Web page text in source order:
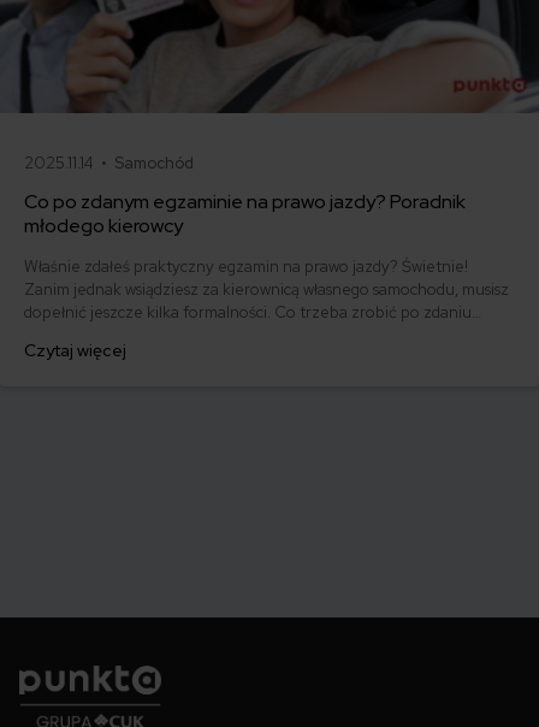
2025.11.14 • Samochód
Co po zdanym egzaminie na prawo jazdy? Poradnik
młodego kierowcy
Właśnie zdałeś praktyczny egzamin na prawo jazdy? Świetnie!
Zanim jednak wsiądziesz za kierownicą własnego samochodu, musisz
dopełnić jeszcze kilka formalności. Co trzeba zrobić po zdaniu
którym szybko załatwisz sprawy urzędowe i będziesz mógł prowadzić
Czytaj więcej